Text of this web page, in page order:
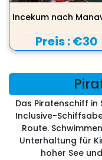
Incekum nach
Preis :€30
Das Piratenschiff in
Inclusive-
Route.
Unterhaltung für
hoher See